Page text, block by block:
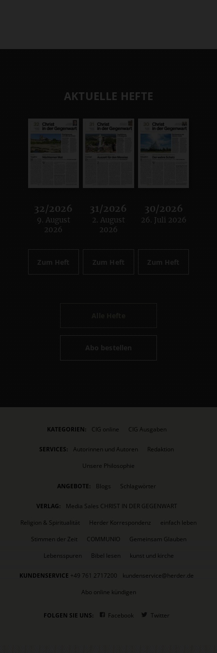
AKTUELLE HEFTE
32/2026
:
9. August
2026
Zum Heft
31/2026
:
2. August
2026
Zum Heft
30/2026
:
26. Juli 2026
Zum Heft
Abo bestellen
KATEGORIEN: CIG online CIG Ausgaben
SERVICES: Autorinnen und Autoren
Redaktion
Unsere Philosophie
ANGEBOTE: Blogs Schlagwörter
VERLAG:
Media Sales CHRIST IN DER GEGENWART
Religion & Spiritualität
Herder Korrespondenz
einfach leben
Stimmen der Zeit
COMMUNIO
Gemeinsam Glauben
Lebensspuren
Bibel lesen kunst und kirche
KUNDENSERVICE +49 761 2717200
kundenservice@herder.de
Abo online kündigen
FOLGEN SIE UNS: Facebook Twitter